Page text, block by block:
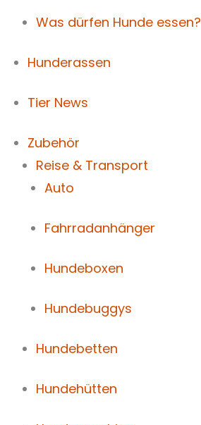
Was dürfen Hunde essen?
Hunderassen
Tier News
Zubehör
Reise & Transport
Auto
Fahrradanhänger
Hundeboxen
Hundebuggys
Hundebetten
Hundehütten